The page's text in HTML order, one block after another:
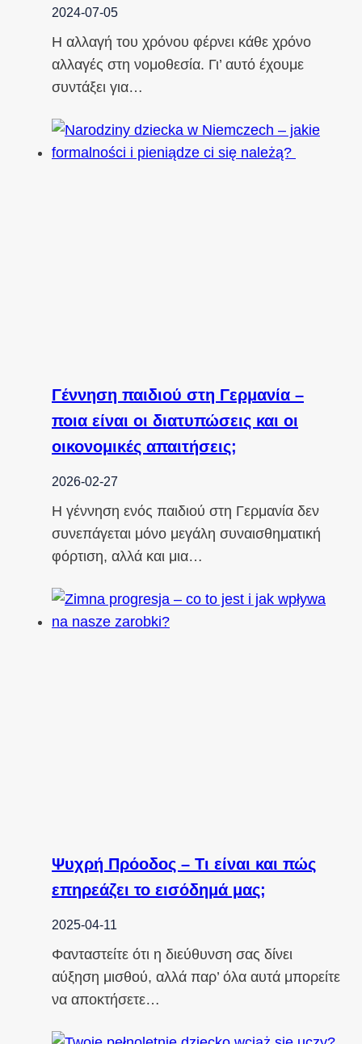
2024-07-05
Η αλλαγή του χρόνου φέρνει κάθε χρόνο
αλλαγές στη νομοθεσία. Γι’ αυτό έχουμε
συντάξει για…
Γέννηση παιδιού στη Γερμανία –
ποια είναι οι διατυπώσεις και οι
οικονομικές απαιτήσεις;
2026-02-27
Η γέννηση ενός παιδιού στη Γερμανία δεν
συνεπάγεται μόνο μεγάλη συναισθηματική
φόρτιση, αλλά και μια…
Ψυχρή Πρόοδος – Τι είναι και πώς
επηρεάζει το εισόδημά μας;
2025-04-11
Φανταστείτε ότι η διεύθυνση σας δίνει
αύξηση μισθού, αλλά παρ’ όλα αυτά μπορείτε
να αποκτήσετε…